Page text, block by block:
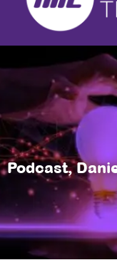
Podcast,